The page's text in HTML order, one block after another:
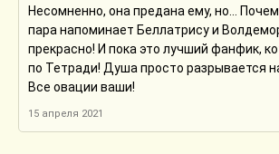
Несомненно, она предана ему, но...
пара напоминает Беллатрису и
прекрасно! И пока это лучший фанфик,
по Тетради! Душа просто разрывается
Все овации ваши!
15 апреля 2021